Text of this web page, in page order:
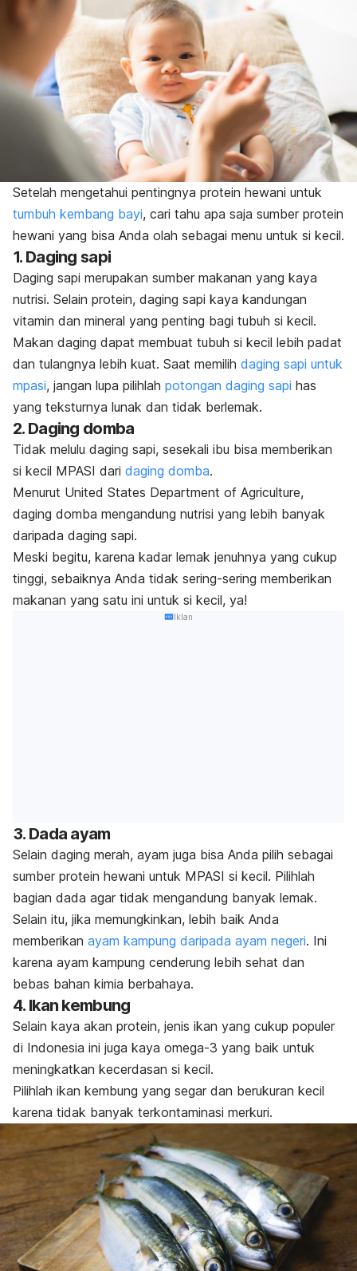
Setelah mengetahui pentingnya protein hewani untuk
tumbuh kembang bayi, cari tahu apa saja sumber protein
hewani yang bisa Anda olah sebagai menu untuk si kecil.
1. Daging sapi
Daging sapi merupakan sumber makanan yang kaya
nutrisi. Selain protein, daging sapi kaya kandungan
vitamin dan mineral yang penting bagi tubuh si kecil.
Makan daging dapat membuat tubuh si kecil lebih padat
dan tulangnya lebih kuat. Saat memilih daging sapi untuk
mpasi, jangan lupa pilihlah potongan daging sapi has
yang teksturnya lunak dan tidak berlemak.
2. Daging domba
Tidak melulu daging sapi, sesekali ibu bisa memberikan
si kecil MPASI dari daging domba.
Menurut United States Department of Agriculture,
daging domba mengandung nutrisi yang lebih banyak
daripada daging sapi.
Meski begitu, karena kadar lemak jenuhnya yang cukup
tinggi, sebaiknya Anda tidak sering-sering memberikan
makanan yang satu ini untuk si kecil, ya!
Iklan
3. Dada ayam
Selain daging merah, ayam juga bisa Anda pilih sebagai
sumber protein hewani untuk MPASI si kecil. Pilihlah
bagian dada agar tidak mengandung banyak lemak.
Selain itu, jika memungkinkan, lebih baik Anda
memberikan ayam kampung daripada ayam negeri. Ini
karena ayam kampung cenderung lebih sehat dan
bebas bahan kimia berbahaya.
4. Ikan kembung
Selain kaya akan protein, jenis ikan yang cukup populer
di Indonesia ini juga kaya omega-3 yang baik untuk
meningkatkan kecerdasan si kecil.
Pilihlah ikan kembung yang segar dan berukuran kecil
karena tidak banyak terkontaminasi merkuri.